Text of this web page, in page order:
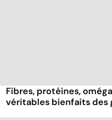
Fibres, protéines,
véritables bienfaits des